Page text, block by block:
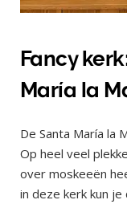
Fancy
María la
De Santa María la
Op heel veel
over moskeeën
in deze kerk kun